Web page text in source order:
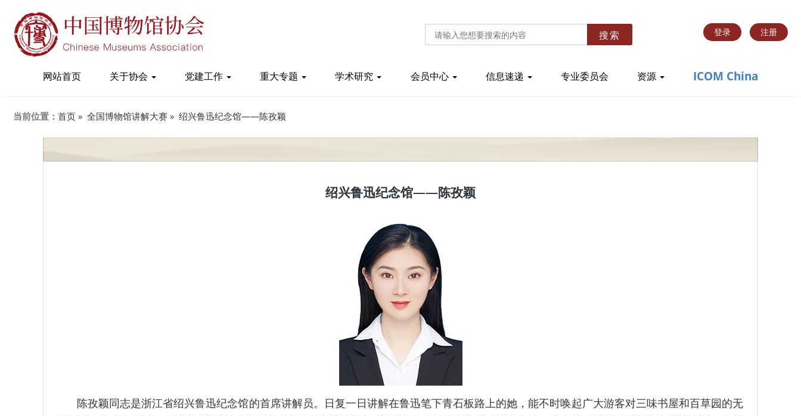
搜索 登录 注册
网站首页 关于协会 党建工作 重大专题 学术研究 会员中心 信息速递 专业委员会 资源 ICOM China
当前位置： 首页 » 全国博物馆讲解大赛 » 绍兴鲁迅纪念馆——陈孜颖
绍兴鲁迅纪念馆——陈孜颖
陈孜颖同志是浙江省绍兴鲁迅纪念馆的首席讲解员。日复一日讲解在鲁迅笔下青石板路上的她，能不时唤起广大游客对三味书屋和百草园的无